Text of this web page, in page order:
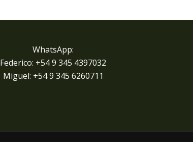
WhatsApp:
Federico: +54 9 345 4397032
Miguel: +54 9 345 6260711